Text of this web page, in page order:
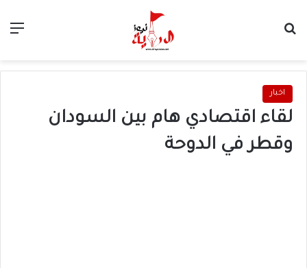
اخبار
لقاء اقتصادي هام بين السودان
وقطر في الدوحة